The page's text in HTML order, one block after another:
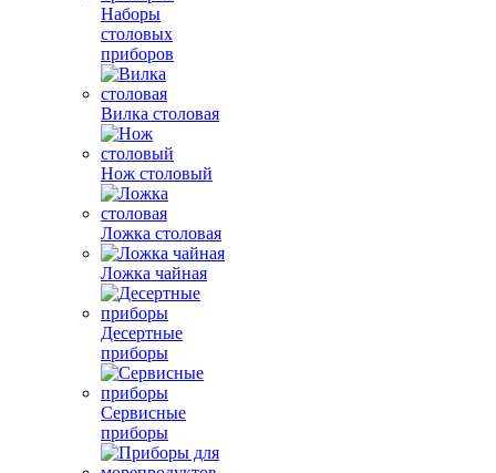
Наборы
столовых
приборов
Вилка столовая
Нож столовый
Ложка столовая
Ложка чайная
Десертные
приборы
Сервисные
приборы